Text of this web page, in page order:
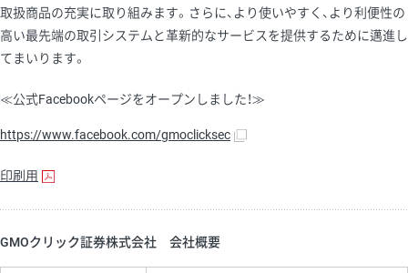
取扱商品の充実に取り組みます。さらに、より使いやすく、より利便性の
高い最先端の取引システムと革新的なサービスを提供するために邁進し
てまいります。
≪公式Facebookページをオープンしました！≫
https://www.facebook.com/gmoclicksec
印刷用
GMOクリック証券株式会社 会社概要